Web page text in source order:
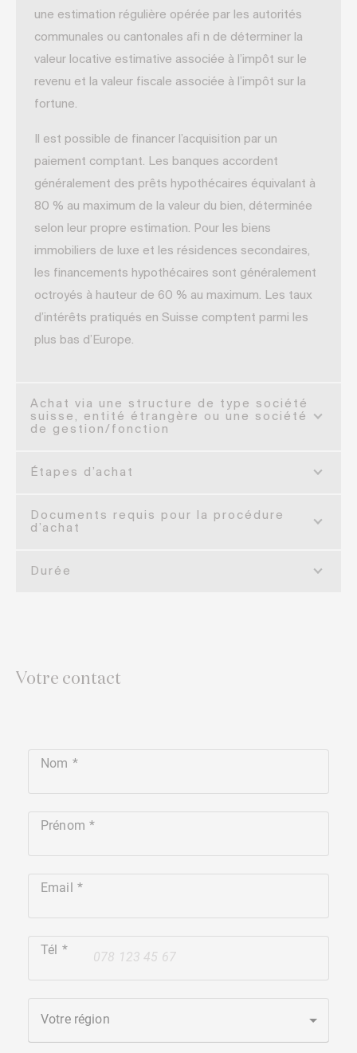
une estimation régulière opérée par les autorités
communales ou cantonales afi n de déterminer la
valeur locative estimative associée à l’impôt sur le
revenu et la valeur fiscale associée à l’impôt sur la
fortune.
Il est possible de financer l’acquisition par un
paiement comptant. Les banques accordent
généralement des prêts hypothécaires équivalant à
80 % au maximum de la valeur du bien, déterminée
selon leur propre estimation. Pour les biens
immobiliers de luxe et les résidences secondaires,
les financements hypothécaires sont généralement
octroyés à hauteur de 60 % au maximum. Les taux
d’intérêts pratiqués en Suisse comptent parmi les
plus bas d’Europe.
Achat via une structure de type société
suisse, entité étrangère ou une société
de gestion/fonction
Étapes d’achat
Documents requis pour la procédure
d’achat
Durée
Votre contact
Nom
Prénom
Email
+41
Tél
Votre région